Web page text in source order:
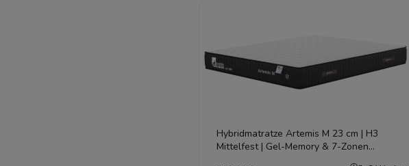
Hybridmatratze Artemis M 23 cm | H3
Mittelfest | Gel-Memory & 7-Zonen